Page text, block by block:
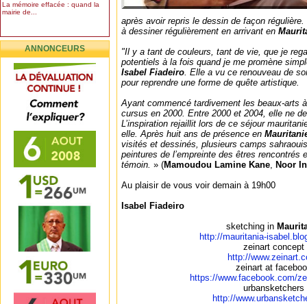
La mémoire effacée : quand la
mairie de...
ANNONCEURS
après avoir repris le dessin de façon
à dessiner régulièrement en arrivant en
"Il y a tant de couleurs, tant de vie, que je
potentiels à la fois quand je me promène
Isabel Fiadeiro. Elle a vu ce renouveau de
pour reprendre une forme de quête artistique.
Ayant commencé tardivement les beaux-arts
cursus en 2000. Entre 2000 et 2004, elle ne
L’inspiration rejaillit lors de ce séjour
elle. Après huit ans de présence en
visités et dessinés, plusieurs camps
peintures de l’empreinte des êtres rencontrés
témoin. » (Mamoudou Lamine Kane, Noor
Au plaisir de vous voir demain à 19h00
Isabel Fiadeiro
sketching in
http://mauritania-
zeinart concept
http://
zeinart at
https://www.facebook.com/
urbansketchers
http://